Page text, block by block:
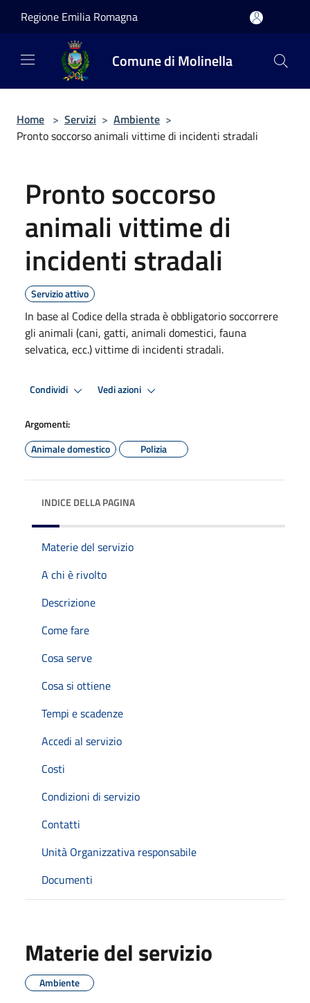
Regione Emilia Romagna
Comune di Molinella
Home > Servizi > Ambiente >
Pronto soccorso animali vittime di incidenti stradali
Pronto soccorso
animali vittime di
incidenti stradali
Servizio attivo
In base al Codice della strada è obbligatorio soccorrere
gli animali (cani, gatti, animali domestici, fauna
selvatica, ecc.) vittime di incidenti stradali.
Condividi Vedi azioni
Argomenti:
Animale domestico
Polizia
INDICE DELLA PAGINA
Materie del servizio
A chi è rivolto
Descrizione
Come fare
Cosa serve
Cosa si ottiene
Tempi e scadenze
Accedi al servizio
Costi
Condizioni di servizio
Contatti
Unità Organizzativa responsabile
Documenti
Materie del servizio
Ambiente